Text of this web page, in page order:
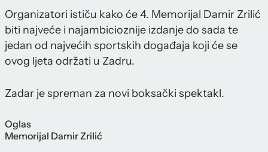
Organizatori ističu kako će 4. Memorijal Damir Zrilić
biti najveće i najambicioznije izdanje do sada te
jedan od najvećih sportskih događaja koji će se
ovog ljeta održati u Zadru.
Zadar je spreman za novi boksački spektakl.
Oglas
Memorijal Damir Zrilić